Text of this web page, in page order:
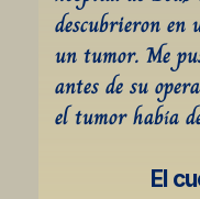
descubrieron
un tumor. Me
antes de su
el tumor había
El